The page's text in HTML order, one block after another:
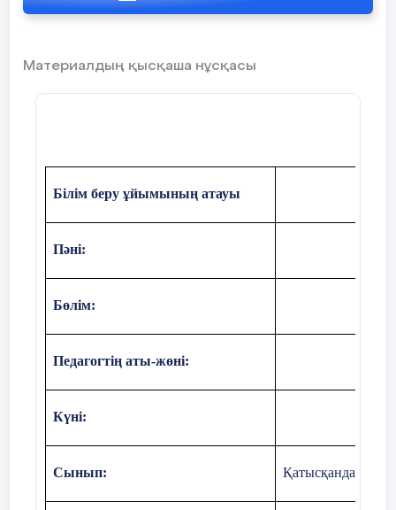
(Елбасының ролигі)
ұлан» ұйымының мүшелері қашанда
2-жүргізуші:Біз жас ұлан өнегеміз,
Ұл-қызына әлемнің.
Балалары бар елдің!
1-жүргізуші:
адалдық,
Бойымызда бар өскіндік,балалық,
Барша жанға үлгі –өнеге боламыз,
Біз -Жас ұлан адалдықтан жаралдық!
Материалдың қысқаша нұсқасы
Білім беру ұйымының атауы
Пәні:
Бөлім:
Педагогтің аты-жөні:
Күні:
Сынып: Қатысқандар